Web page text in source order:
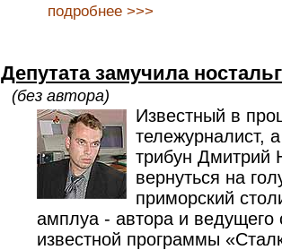
подробнее >>>
Депутата замучила
(без автора)
Известный в
тележурналист,
трибун Дмитрий
вернуться на
приморский
амплуа - автора и ведущего
известной программы